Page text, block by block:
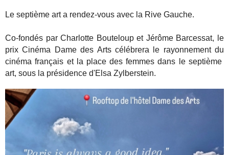
Le septième art a rendez-vous avec la Rive Gauche.
Co-fondés par Charlotte Bouteloup et Jérôme Barcessat, le
prix Cinéma Dame des Arts célébrera le rayonnement du
cinéma français et la place des femmes dans le septième
art, sous la présidence d'Elsa Zylberstein.